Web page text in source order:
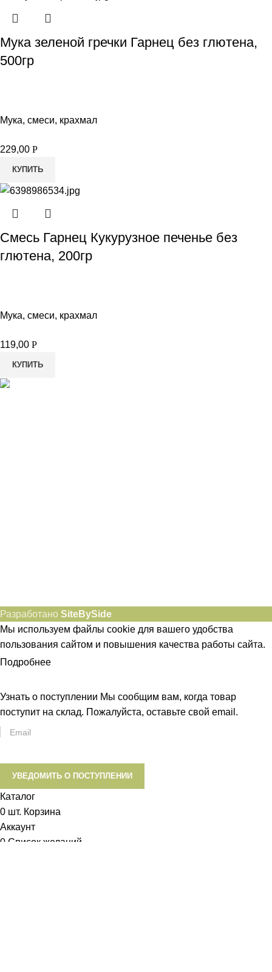
Мука зеленой гречки Гарнец без глютена,
500гр
Мука, смеси, крахмал
229,00 Р
КУПИТЬ
Смесь Гарнец Кукурузное печенье без
глютена, 200гр
Мука, смеси, крахмал
119,00 Р
КУПИТЬ
Разработано SiteBySide
Мы используем файлы cookie для вашего удобства
пользования сайтом и повышения качества работы сайта.
Подробнее
Узнать о поступлении Мы сообщим вам, когда товар
поступит на склад. Пожалуйста, оставьте свой email.
УВЕДОМИТЬ О ПОСТУПЛЕНИИ
Каталог
0 шт. Корзина
Аккаунт
0 Список желаний